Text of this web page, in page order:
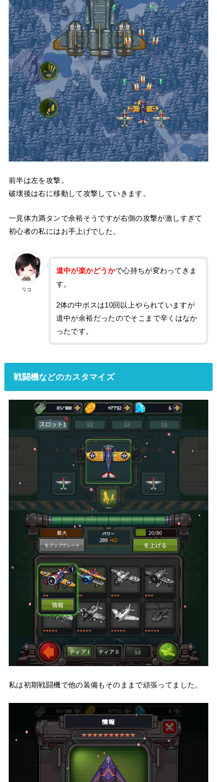
前半は左を攻撃。
破壊後は右に移動して攻撃していきます。
一見体力満タンで余裕そうですが右側の攻撃が激しすぎて
初心者の私にはお手上げでした。
リコ
道中が楽かどうかで心持ちが変わってきま
す。
2体の中ボスは10回以上やられていますが
道中が余裕だったのでそこまで辛くはなか
ったです。
戦闘機などのカスタマイズ
私は初期戦闘機で他の装備もそのままで頑張ってました。